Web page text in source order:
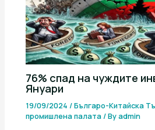
76% спад на чуждите
Януари
19/09/2024/Българо-Китайска
промишлена палaта/ Byadmin